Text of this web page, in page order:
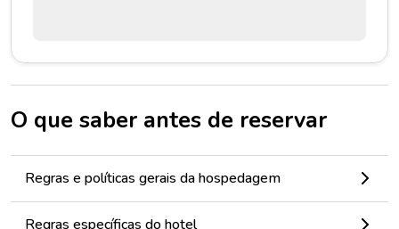
O que saber antes de reservar
Regras e políticas gerais da hospedagem
Regras específicas do hotel